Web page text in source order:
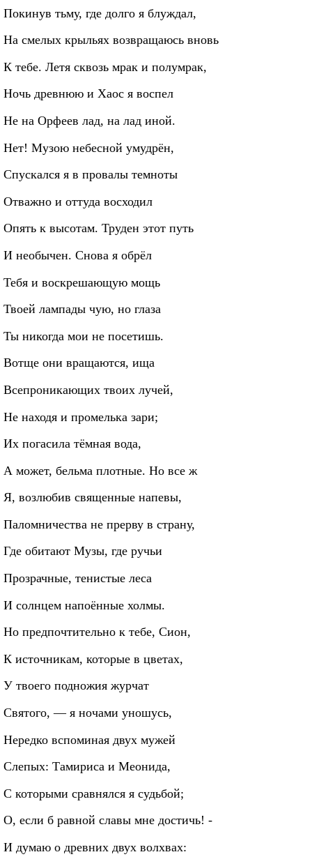
Покинув тьму, где долго я блуждал,
На смелых крыльях возвращаюсь вновь
К тебе. Летя сквозь мрак и полумрак,
Ночь древнюю и Хаос я воспел
Не на Орфеев лад, на лад иной.
Нет! Музою небесной умудрён,
Спускался я в провалы темноты
Отважно и оттуда восходил
Опять к высотам. Труден этот путь
И необычен. Снова я обрёл
Тебя и воскрешающую мощь
Твоей лампады чую, но глаза
Ты никогда мои не посетишь.
Вотще они вращаются, ища
Всепроникающих твоих лучей,
Не находя и промелька зари;
Их погасила тёмная вода,
А может, бельма плотные. Но все ж
Я, возлюбив священные напевы,
Паломничества не прерву в страну,
Где обитают Музы, где ручьи
Прозрачные, тенистые леса
И солнцем напоённые холмы.
Но предпочтительно к тебе, Сион,
К источникам, которые в цветах,
У твоего подножия журчат
Святого, — я ночами уношусь,
Нередко вспоминая двух мужей
Слепых: Тамириса и Меонида,
С которыми сравнялся я судьбой;
О, если б равной славы мне достичь! -
И думаю о древних двух волхвах: